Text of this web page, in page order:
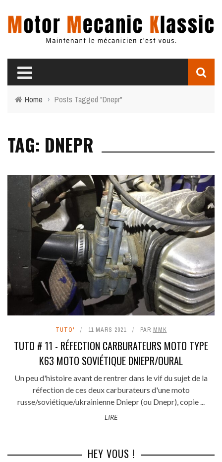
Home › Posts Tagged "Dnepr"
TAG: DNEPR
TUTO' 11 MARS 2021 PAR MMK
TUTO # 11 - RÉFECTION CARBURATEURS MOTO TYPE
K63 MOTO SOVIÉTIQUE DNIEPR/OURAL
Un peu d'histoire avant de rentrer dans le vif du sujet de la
réfection de ces deux carburateurs d'une moto
russe/soviétique/ukrainienne Dniepr (ou Dnepr), copie ...
LIRE
HEY VOUS !